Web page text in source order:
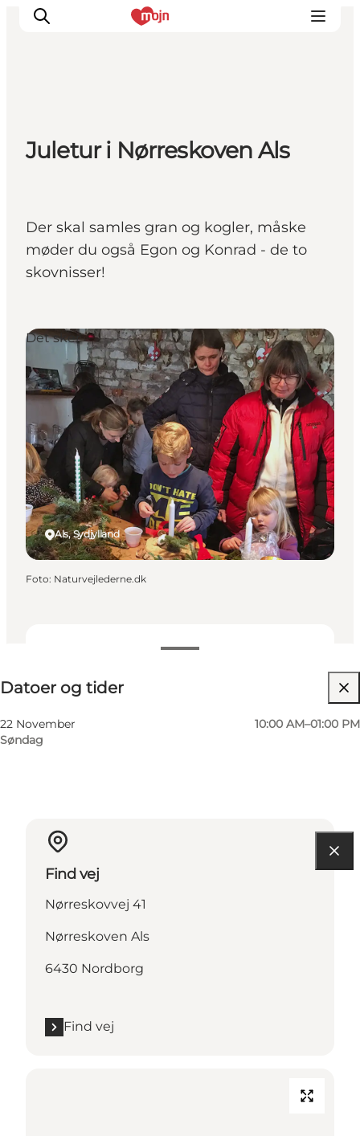
Oplevelser
Byer & Steder
Planlæg din ferie
Booking
Juletur i Nørreskoven Als
Der skal samles gran og kogler, måske
møder du også Egon og Konrad - de to
skovnisser!
Datoer og tider
22 November
Søndag
10:00 AM–01:00 PM
Besøg hjemmeside
Als, Sydjylland
Det sker
Foto: Naturvejlederne.dk
Find vej
Nørreskovvej 41
Nørreskoven Als
6430 Nordborg
Find vej